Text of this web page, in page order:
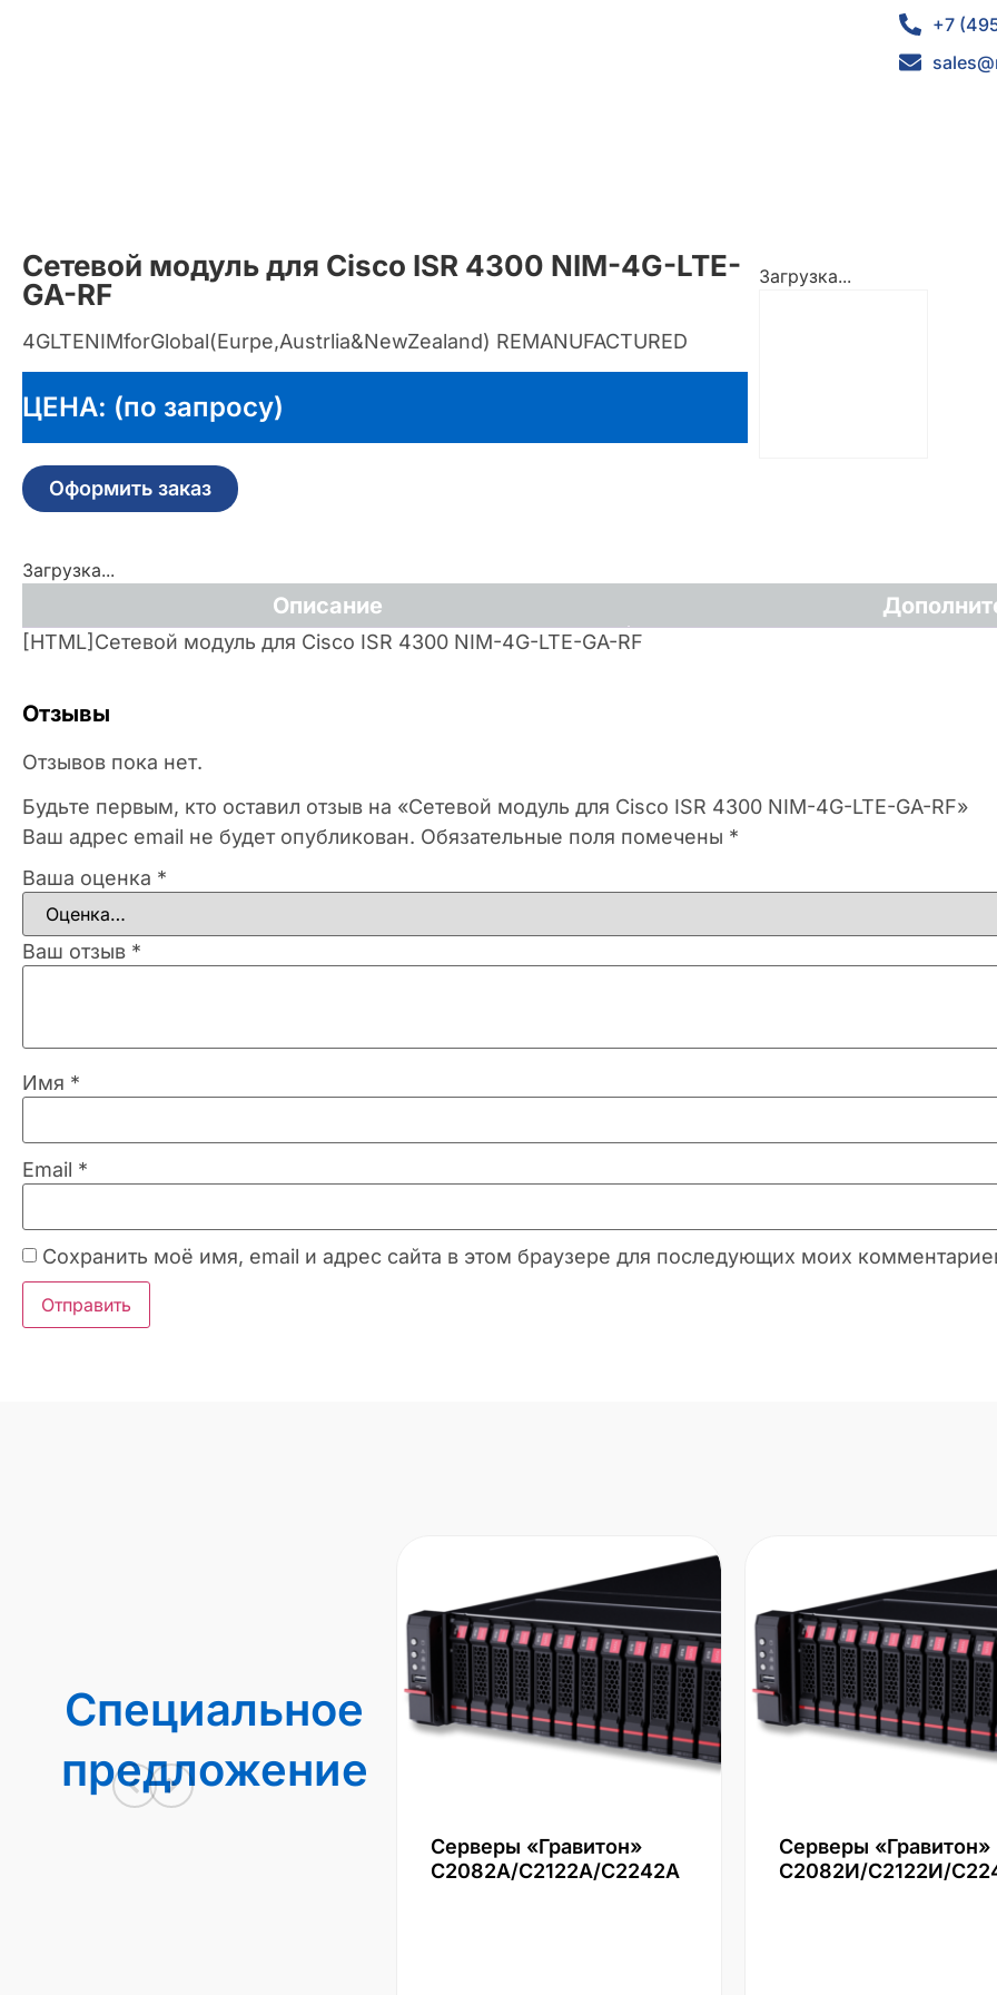
+7
Сетевой модуль для Cisco ISR 4300 NIM-4G-LTE-
GA-RF
4GLTENIMforGlobal(Eurpe,Austrlia&NewZealand) REMANUFACTURED
ЦЕНА: (по запросу)
Оформить заказ
Загрузка...
Загрузка...
Описание
[HTML]Сетевой модуль для Cisco ISR 4300 NIM-4G-LTE-GA-RF
Отзывы
Отзывов пока нет.
Будьте первым, кто оставил отзыв на «Сетевой модуль для Cisco ISR 4300 NIM-4G-LTE-GA-RF»
Ваш адрес email не будет опубликован. Обязательные поля помечены *
Ваша оценка *
Ваш отзыв *
Имя *
Email *
Сохранить моё имя, email и адрес сайта в этом браузере для последующих моих
Специальное
предложение
Серверы «Гравитон»
С2082А/С2122А/С2242А
Серверы «Гравитон»
С2082И/С2122И/